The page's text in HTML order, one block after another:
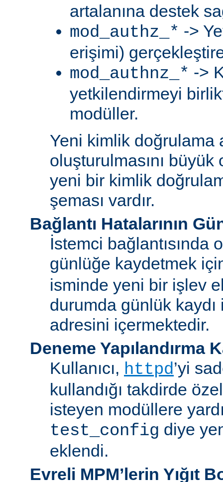
artalanına destek
mod_authz_* ->
erişimi)
mod_authnz_* ->
yetkilendirmeyi
modüller.
Yeni kimlik doğrulama
oluşturulmasını
yeni bir kimlik
şeması vardır.
Bağlantı Hatalarının
İstemci bağlantısında
günlüğe kaydetmek
isminde yeni bir işlev
durumda günlük
adresini içermektedir.
Deneme Yapılandırma
Kullanıcı, httpd’yi
kullandığı takdirde
isteyen modüllere
test_config diye
eklendi.
Evreli MPM’lerin Yığıt